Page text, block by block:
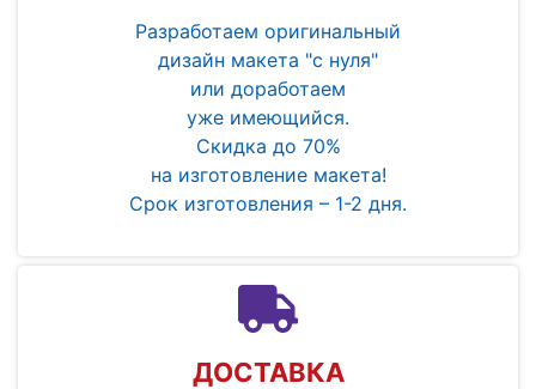
Разработаем оригинальный
дизайн макета "с нуля"
или доработаем
уже имеющийся.
Скидка до 70%
на изготовление макета!
Срок изготовления – 1-2 дня.
ДОСТАВКА